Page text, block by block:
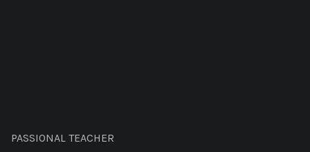
PASSIONAL TEACHER